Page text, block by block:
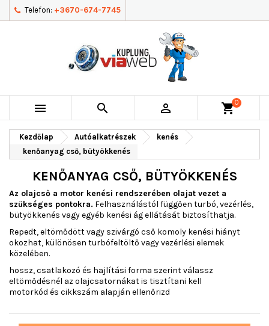
Telefon: +3670-674-7745
   shopping_cart0
Kezdőlap Autóalkatrészek
kenés
kenőanyag cső, bütyökkenés
KENŐANYAG CSŐ, BÜTYÖKKENÉS
Az olajcső a motor kenési rendszerében olajat vezet a
szükséges pontokra. Felhasználástól függően turbó, vezérlés,
bütyökkenés vagy egyéb kenési ág ellátását biztosíthatja.
Repedt, eltömődött vagy szivárgó cső komoly kenési hiányt
okozhat, különösen turbófeltöltő vagy vezérlési elemek
közelében.
hossz, csatlakozó és hajlítási forma szerint válassz
eltömődésnél az olajcsatornákat is tisztítani kell
motorkód és cikkszám alapján ellenőrizd